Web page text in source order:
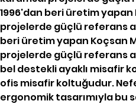
1996'dan beri üretim
projelerde güçlü referans
beri üretim yapan Koçsan
projelerde güçlü referans
bel destekli ayaklı misafir
ofis misafir koltuğudur.
ergonomik tasarımıyla bu